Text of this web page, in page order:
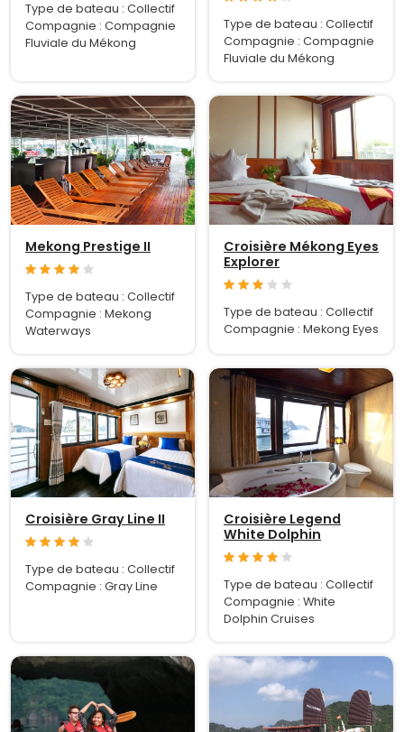
Type de bateau : Collectif
Compagnie : Compagnie
Fluviale du Mékong
Type de bateau : Collectif
Compagnie : Compagnie
Fluviale du Mékong
Mekong Prestige II
Type de bateau : Collectif
Compagnie : Mekong
Waterways
Croisière Mékong Eyes
Explorer
Type de bateau : Collectif
Compagnie : Mekong Eyes
Croisière Gray Line II
Type de bateau : Collectif
Compagnie : Gray Line
Croisière Legend
White Dolphin
Type de bateau : Collectif
Compagnie : White
Dolphin Cruises